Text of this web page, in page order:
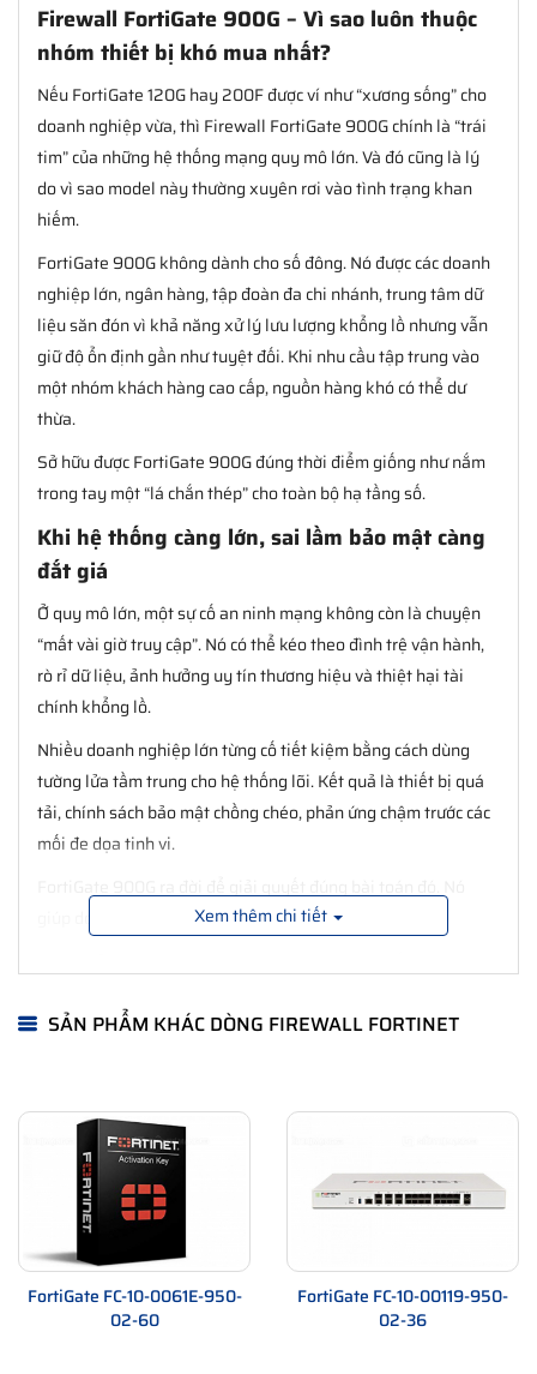
Firewall FortiGate 900G – Vì sao luôn thuộc
nhóm thiết bị khó mua nhất?
Nếu FortiGate 120G hay 200F được ví như “xương sống” cho
doanh nghiệp vừa, thì Firewall FortiGate 900G chính là “trái
tim” của những hệ thống mạng quy mô lớn. Và đó cũng là lý
do vì sao model này thường xuyên rơi vào tình trạng khan
hiếm.
FortiGate 900G không dành cho số đông. Nó được các doanh
nghiệp lớn, ngân hàng, tập đoàn đa chi nhánh, trung tâm dữ
liệu săn đón vì khả năng xử lý lưu lượng khổng lồ nhưng vẫn
giữ độ ổn định gần như tuyệt đối. Khi nhu cầu tập trung vào
một nhóm khách hàng cao cấp, nguồn hàng khó có thể dư
thừa.
Sở hữu được FortiGate 900G đúng thời điểm giống như nắm
trong tay một “lá chắn thép” cho toàn bộ hạ tầng số.
Khi hệ thống càng lớn, sai lầm bảo mật càng
đắt giá
Ở quy mô lớn, một sự cố an ninh mạng không còn là chuyện
“mất vài giờ truy cập”. Nó có thể kéo theo đình trệ vận hành,
rò rỉ dữ liệu, ảnh hưởng uy tín thương hiệu và thiệt hại tài
chính khổng lồ.
Nhiều doanh nghiệp lớn từng cố tiết kiệm bằng cách dùng
tường lửa tầm trung cho hệ thống lõi. Kết quả là thiết bị quá
tải, chính sách bảo mật chồng chéo, phản ứng chậm trước các
mối đe dọa tinh vi.
Đảm bảo hệ thống vận hành liên tục 24/7
Thông số kỹ thuật và sức mạnh thực sự của
FortiGate 900G
Bảng thông số kỹ thuật Firewall FortiGate 900G
Thông số
Firewall Throughput
~198 Gbps
Threat Protection
Xem thêm chi tiết
SẢN PHẨM KHÁC DÒNG FIREWALL FORTINET
FortiGate FC-10-0061E-950-
02-60
FortiGate FC-10-00119-950-
02-36